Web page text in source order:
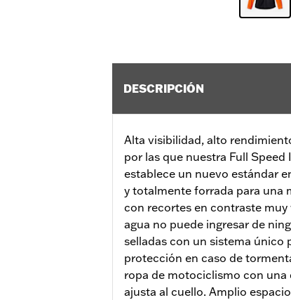
DESCRIPCIÓN
Alta visibilidad, alto
por las que nuestra Full
establece un nuevo estándar
y totalmente forrada para una
con recortes en contraste
agua no puede ingresar de
selladas con un sistema único
protección en caso de
ropa de motociclismo con una
ajusta al cuello. Amplio